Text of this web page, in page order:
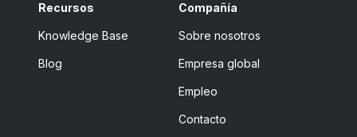
Recursos
Knowledge Base
Blog
Compañía
Sobre nosotros
Empresa global
Empleo
Contacto